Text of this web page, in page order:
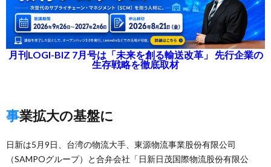
月刊LOGI-BIZ 7月号は「未来を創る輸送改革」 先行企業の
生存戦略を徹底取材
事業拡大の基盤に
日新は5月9日、台湾の物流大手、東源物流事業股份有限公司
（SAMPOグループ）と合弁会社「日新日茂国際物流股份有限公